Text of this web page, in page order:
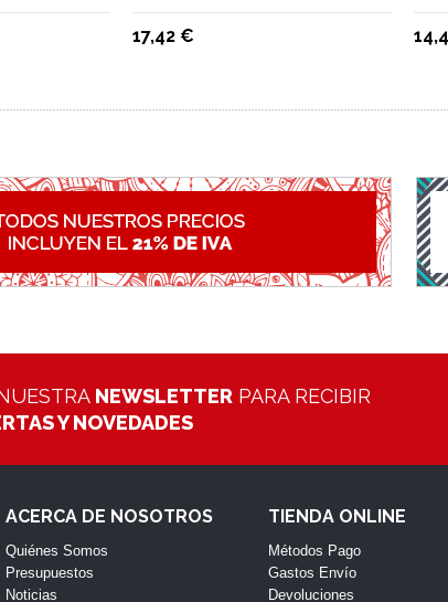
17,42 €
NEWSLETTER PARA RECIBIR
Y NOVEDADES
ACERCA DE NOSOTROS
Quiénes Somos
Presupuestos
Noticias
TIENDA ONLINE
Métodos Pago
Gastos Envío
Devoluciones